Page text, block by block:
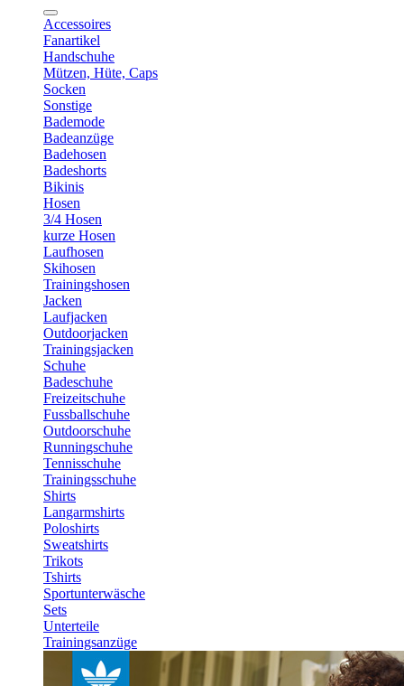
Accessoires
Fanartikel
Handschuhe
Mützen, Hüte, Caps
Socken
Sonstige
Bademode
Badeanzüge
Badehosen
Badeshorts
Bikinis
Hosen
3/4 Hosen
kurze Hosen
Laufhosen
Skihosen
Trainingshosen
Jacken
Laufjacken
Outdoorjacken
Trainingsjacken
Schuhe
Badeschuhe
Freizeitschuhe
Fussballschuhe
Outdoorschuhe
Runningschuhe
Tennisschuhe
Trainingsschuhe
Shirts
Langarmshirts
Poloshirts
Sweatshirts
Trikots
Tshirts
Sportunterwäsche
Sets
Unterteile
Trainingsanzüge